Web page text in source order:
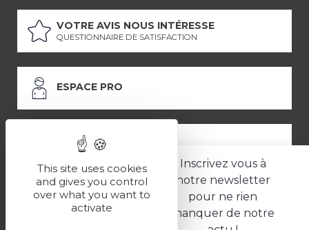
Inscrivez vous à
notre newsletter
pour ne rien
manquer de notre
VOTRE AVIS NOUS INTÉRESSE
QUESTIONNAIRE DE SATISFACTION
ESPACE PRO
ESPACE PRESSE
LES PARTENAIRES
Politique de confidentialité
This site uses cookies
and gives you control
over what you want to
activate